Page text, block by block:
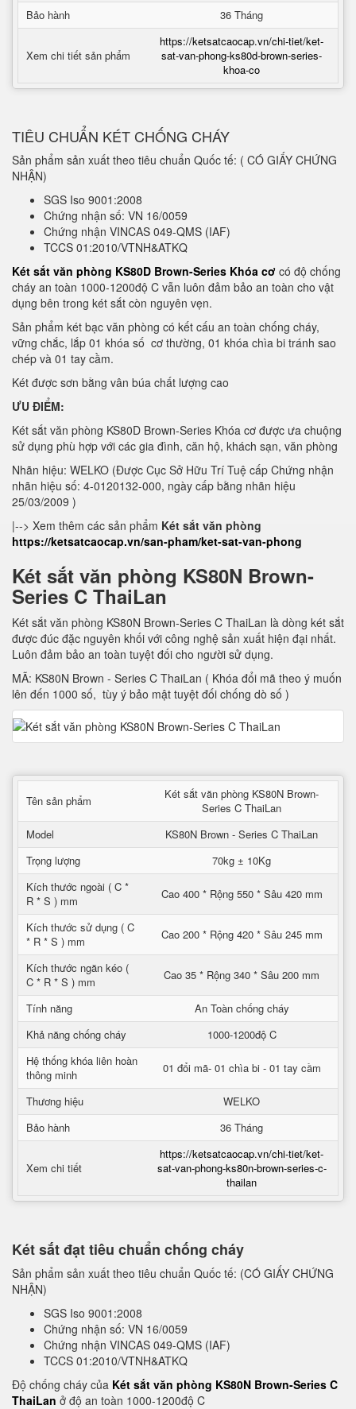
Bảo hành 36 Tháng
Xem chi tiết sản phẩm
https://ketsatcaocap.vn/chi-tiet/ket-
sat-van-phong-ks80d-brown-series-
khoa-co
TIÊU CHUẨN KÉT CHỐNG CHÁY
Sản phẩm sản xuất theo tiêu chuẩn Quốc tế: ( CÓ GIẤY CHỨNG
NHẬN)
SGS Iso 9001:2008
Chứng nhận số: VN 16/0059
Chứng nhận VINCAS 049-QMS (IAF)
TCCS 01:2010/VTNH&ATKQ
Két sắt văn phòng KS80D Brown-Series Khóa cơ có độ chống
cháy an toàn 1000-1200độ C vẫn luôn đảm bảo an toàn cho vật
dụng bên trong két sắt còn nguyên vẹn.
Sản phẩm két bạc văn phòng có kết cấu an toàn chống cháy,
vững chắc, lắp 01 khóa số cơ thường, 01 khóa chìa bi tránh sao
chép và 01 tay cầm.
Két được sơn bằng vân búa chất lượng cao
ƯU ĐIỂM:
Két sắt văn phòng KS80D Brown-Series Khóa cơ được ưa chuộng
sử dụng phù hợp với các gia đình, căn hộ, khách sạn, văn phòng
Nhãn hiệu: WELKO (Được Cục Sở Hữu Trí Tuệ cấp Chứng nhận
nhãn hiệu số: 4-0120132-000, ngày cấp bằng nhãn hiệu
25/03/2009 )
|--> Xem thêm các sản phẩm Két sắt văn phòng
https://ketsatcaocap.vn/san-pham/ket-sat-van-phong
Két sắt văn phòng KS80N Brown-
Series C ThaiLan
Két sắt văn phòng KS80N Brown-Series C ThaiLan là dòng két sắt
được đúc đặc nguyên khối với công nghệ sản xuất hiện đại nhất.
Luôn đảm bảo an toàn tuyệt đối cho người sử dụng.
MÃ: KS80N Brown - Series C ThaiLan ( Khóa đổi mã theo ý muốn
lên đến 1000 số, tùy ý bảo mật tuyệt đối chống dò số )
Tên sản phẩm
Két sắt văn phòng KS80N Brown-
Series C ThaiLan
Model
KS80N Brown - Series C ThaiLan
Trọng lượng
70kg ± 10Kg
Kích thước ngoài ( C *
R * S ) mm
Cao 400 * Rộng 550 * Sâu 420 mm
Kích thước sử dụng ( C
* R * S ) mm
Cao 200 * Rộng 420 * Sâu 245 mm
Kích thước ngăn kéo (
C * R * S ) mm
Cao 35 * Rộng 340 * Sâu 200 mm
Tính năng
An Toàn chống cháy
Khả năng chống cháy
1000-1200độ C
Hệ thống khóa liên hoàn
thông minh
01 đổi mã- 01 chìa bi - 01 tay cầm
Thương hiệu
WELKO
Bảo hành
36 Tháng
Xem chi tiết
https://ketsatcaocap.vn/chi-tiet/ket-
sat-van-phong-ks80n-brown-series-c-
thailan
Két sắt đạt tiêu chuẩn chống cháy
Sản phẩm sản xuất theo tiêu chuẩn Quốc tế: (CÓ GIẤY CHỨNG
NHẬN)
SGS Iso 9001:2008
Chứng nhận số: VN 16/0059
Chứng nhận VINCAS 049-QMS (IAF)
TCCS 01:2010/VTNH&ATKQ
Độ chống cháy của Két sắt văn phòng KS80N Brown-Series C
ThaiLan ở độ an toàn 1000-1200độ C